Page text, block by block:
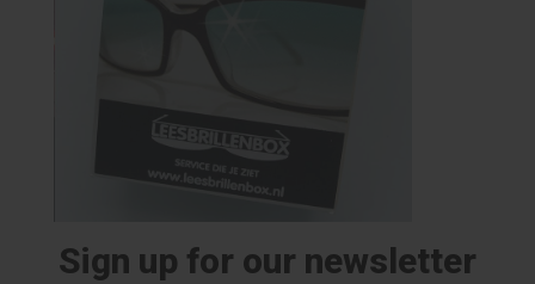
Sign up for our newsletter